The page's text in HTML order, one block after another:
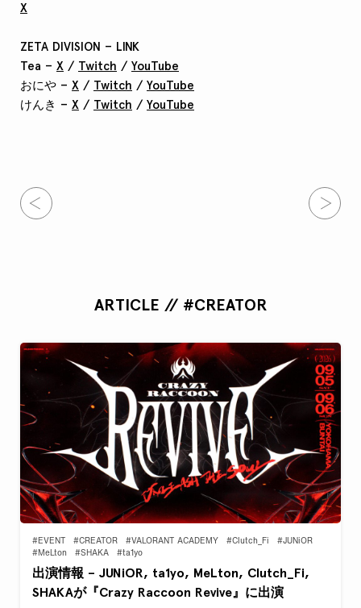
X
ZETA DIVISION – LINK
Tea – X / Twitch / YouTube
おにや – X / Twitch / YouTube
けんき – X / Twitch / YouTube
ARTICLE // #CREATOR
#EVENT #CREATOR #VALORANT ACADEMY #Clutch_Fi
#JUNiOR
#MeLton
#SHAKA #ta1yo
出演情報 – JUNiOR, ta1yo, MeLton, Clutch_Fi,
SHAKAが『Crazy Raccoon Revive』に出演